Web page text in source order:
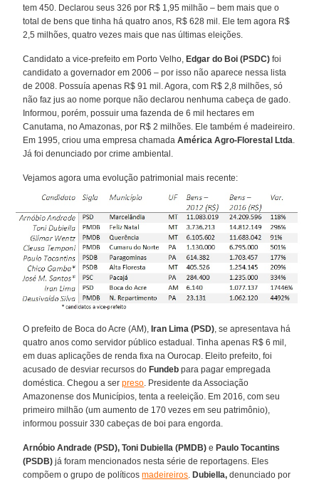
tem 450. Declarou seus 326 por R$ 1,95 milhão – bem mais que o
total de bens que tinha há quatro anos, R$ 628 mil. Ele tem agora R$
2,5 milhões, quatro vezes mais que nas últimas eleições.
Candidato a vice-prefeito em Porto Velho,Edgar do Boi (PSDC) foi
candidato a governador em 2006 – por isso não aparece nessa lista
de 2008. Possuía apenas R$ 91 mil. Agora, com R$ 2,8 milhões, só
não faz jus ao nome porque não declarou nenhuma cabeça de gado.
Informou, porém, possuir uma fazenda de 6 mil hectares em
Canutama, no Amazonas, por R$ 2 milhões. Ele também é madeireiro.
Em 1995, criou uma empresa chamadaAmérica Agro-Florestal Ltda
Já foi denunciado por crime ambiental.
Vejamos agora uma evolução patrimonial mais recente:
O prefeito de Boca do Acre (AM),Iran Lima (PSD) , se apresentava há
quatro anos como servidor público estadual. Tinha apenas R$ 6 mil,
em duas aplicações de renda fixa na Ourocap. Eleito prefeito, foi
acusado de desviar recursos doFundeb para pagar empregada
doméstica. Chegou a serpreso . Presidente da Associação
Amazonense dos Municípios, tenta a reeleição. Em 2016, com seu
primeiro milhão (um aumento de 170 vezes em seu patrimônio),
informou possuir 330 cabeças de boi para engorda.
Arnóbio Andrade (PSD), Toni Dubiella (PMDB) ePaulo Tocantins
(PSDB) já foram mencionados nesta série de reportagens. Eles
compõem o grupo de políticosmadeireiros .Dubiella, denunciado por